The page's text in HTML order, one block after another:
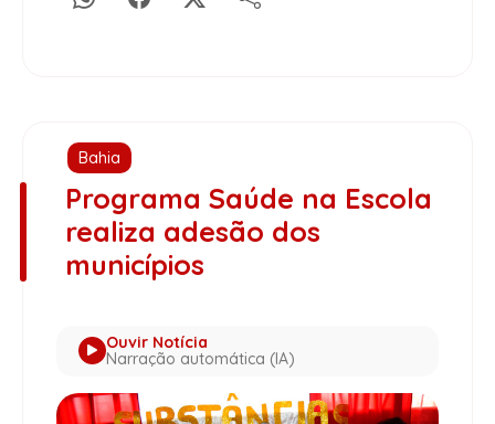
Bahia
Programa Saúde na Escola
realiza adesão dos
municípios
Ouvir Notícia
Narração automática (IA)